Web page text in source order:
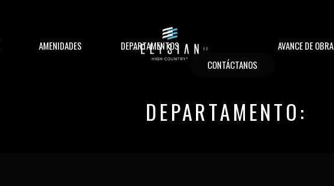
AMENIDADES DEPARTAMENTOS AVANCE DE OBRA
CONTÁCTANOS
DEPARTAMENTO: